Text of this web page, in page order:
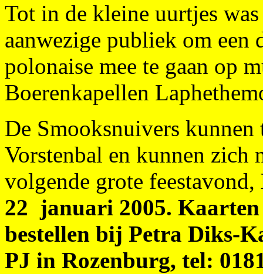
Tot in de kleine uurtjes
aanwezige publiek om een
polonaise mee te gaan op
Boerenkapellen
De Smooksnuivers
Vorstenbal en kunnen zich
volgende grote feestavond,
22 januari 2005.
bestellen bij Petra Diks-
PJ in Rozenburg, tel: